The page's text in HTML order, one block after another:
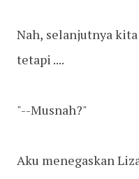
Nah, selanjutnya
tetapi ....
"--Musnah?"
Aku menegaskan